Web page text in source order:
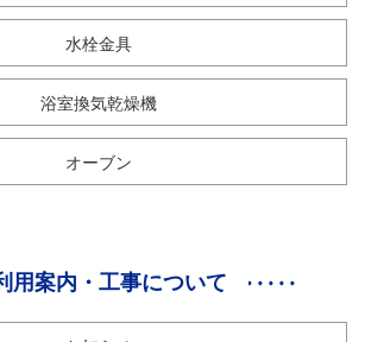
水栓金具
浴室換気乾燥機
オーブン
用案内・工事について